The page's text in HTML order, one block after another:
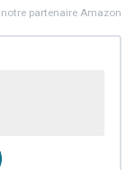
partenaire Amazon